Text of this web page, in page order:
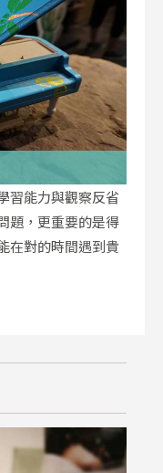
習能力與觀察反省
題，更重要的是得
在對的時間遇到貴